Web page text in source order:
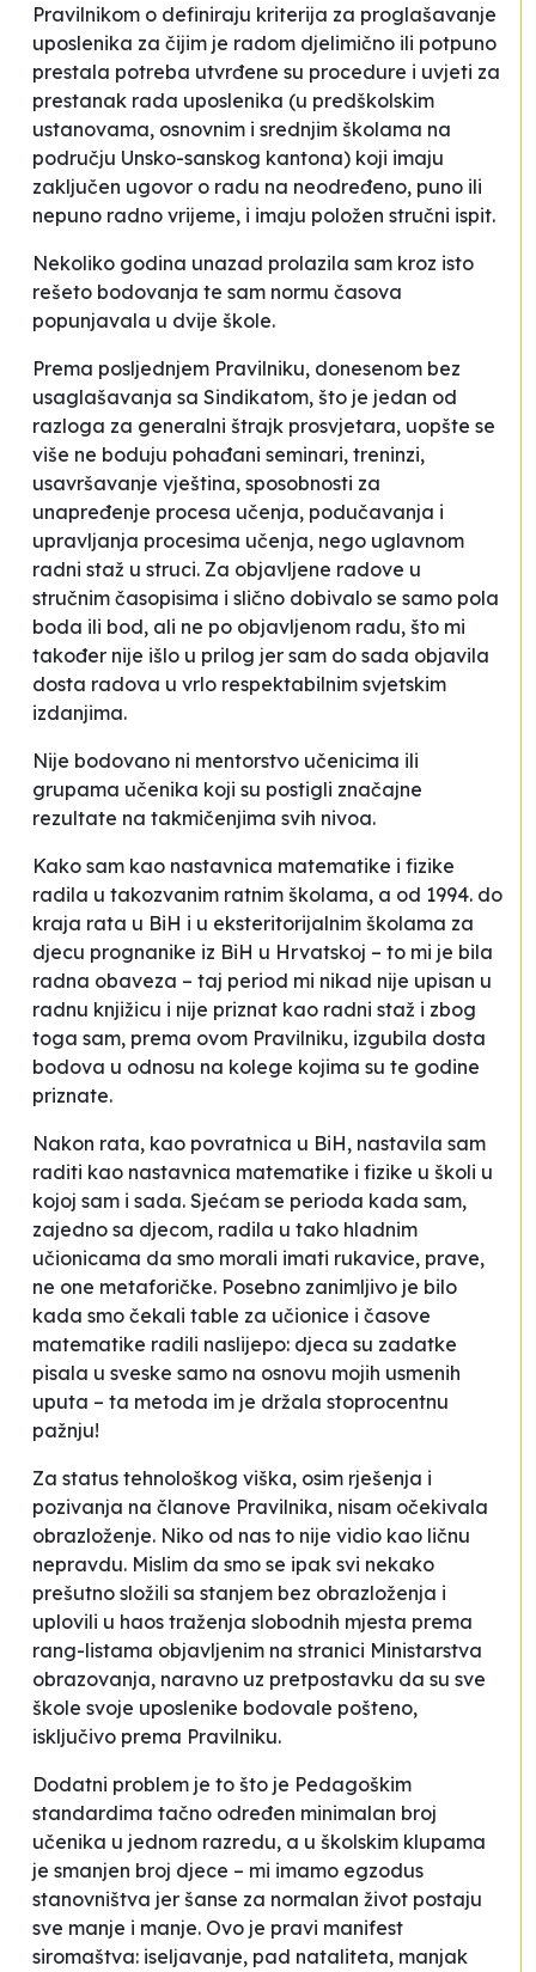
Pravilnikom o definiraju kriterija za proglašavanje
uposlenika za čijim je radom djelimično ili potpuno
prestala potreba utvrđene su procedure i uvjeti za
prestanak rada uposlenika (u predškolskim
ustanovama, osnovnim i srednjim školama na
području Unsko-sanskog kantona) koji imaju
zaključen ugovor o radu na neodređeno, puno ili
nepuno radno vrijeme, i imaju položen stručni ispit.
Nekoliko godina unazad prolazila sam kroz isto
rešeto bodovanja te sam normu časova
popunjavala u dvije škole.
Prema posljednjem Pravilniku, donesenom bez
usaglašavanja sa Sindikatom, što je jedan od
razloga za generalni štrajk prosvjetara, uopšte se
više ne boduju pohađani seminari, treninzi,
usavršavanje vještina, sposobnosti za
unapređenje procesa učenja, podučavanja i
upravljanja procesima učenja, nego uglavnom
radni staž u struci. Za objavljene radove u
stručnim časopisima i slično dobivalo se samo pola
boda ili bod, ali ne po objavljenom radu, što mi
također nije išlo u prilog jer sam do sada objavila
dosta radova u vrlo respektabilnim svjetskim
izdanjima.
Nije bodovano ni mentorstvo učenicima ili
grupama učenika koji su postigli značajne
rezultate na takmičenjima svih nivoa.
Kako sam kao nastavnica matematike i fizike
radila u takozvanim ratnim školama, a od 1994. do
kraja rata u BiH i u eksteritorijalnim školama za
djecu prognanike iz BiH u Hrvatskoj – to mi je bila
radna obaveza – taj period mi nikad nije upisan u
radnu knjižicu i nije priznat kao radni staž i zbog
toga sam, prema ovom Pravilniku, izgubila dosta
bodova u odnosu na kolege kojima su te godine
priznate.
Nakon rata, kao povratnica u BiH, nastavila sam
raditi kao nastavnica matematike i fizike u školi u
kojoj sam i sada. Sjećam se perioda kada sam,
zajedno sa djecom, radila u tako hladnim
učionicama da smo morali imati rukavice, prave,
ne one metaforičke. Posebno zanimljivo je bilo
kada smo čekali table za učionice i časove
matematike radili naslijepo: djeca su zadatke
pisala u sveske samo na osnovu mojih usmenih
uputa – ta metoda im je držala stoprocentnu
pažnju!
Za status tehnološkog viška, osim rješenja i
pozivanja na članove Pravilnika, nisam očekivala
obrazloženje. Niko od nas to nije vidio kao ličnu
nepravdu. Mislim da smo se ipak svi nekako
prešutno složili sa stanjem bez obrazloženja i
uplovili u haos traženja slobodnih mjesta prema
rang-listama objavljenim na stranici Ministarstva
obrazovanja, naravno uz pretpostavku da su sve
škole svoje uposlenike bodovale pošteno,
isključivo prema Pravilniku.
Dodatni problem je to što je Pedagoškim
standardima tačno određen minimalan broj
učenika u jednom razredu, a u školskim klupama
je smanjen broj djece – mi imamo egzodus
stanovništva jer šanse za normalan život postaju
sve manje i manje. Ovo je pravi manifest
siromaštva: iseljavanje, pad nataliteta, manjak